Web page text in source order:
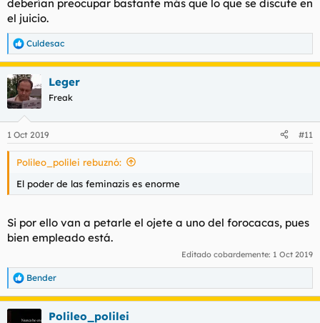
deberían preocupar bastante más que lo que se discute en
el juicio.
R
e
a
c
c
i
e
s
Culdesac
Leger
Freak
1 Oct 2019 #11
Polileo_polilei rebuznó:
El poder de las feminazis es enorme
Si por ello van a petarle el ojete a uno del forocacas, pues
bien empleado está.
Editado cobardemente: 1 Oct 2019
R
e
a
Bender
Polileo_polilei